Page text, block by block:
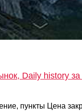
Daily history за
пункты Цена